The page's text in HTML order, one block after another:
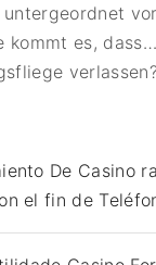
kommt es,
verlassen?
De Casino
el fin de